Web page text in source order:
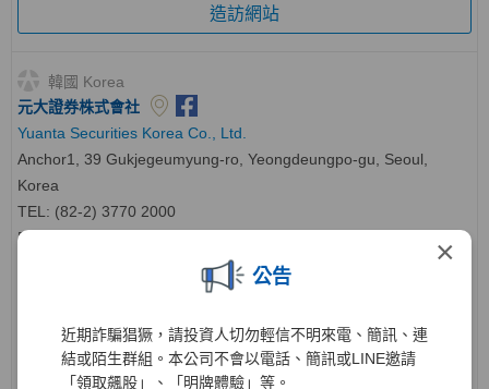
×
公告
近期詐騙猖獗，請投資人切勿輕信不明來電、簡訊、連
結或陌生群組。本公司不會以電話、簡訊或LINE邀請
「領取飆股」、「明牌體驗」等。
造訪網站
韓國 Korea
元大證券株式會社
Yuanta Securities Korea Co., Ltd.
Anchor1, 39 Gukjegeumyung-ro, Yeongdeungpo-gu, Seoul,
Korea
TEL: (82-2) 3770 2000
FAX: (82-2) 3770 2012
(82-2) 2012-8002
元大投資株式會社
Yuanta Investment Co., Ltd.